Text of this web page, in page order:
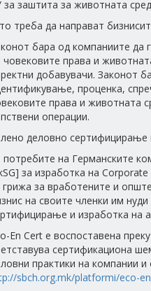
за заштита за животната
треба да направат
бара од компаниите да
човековите права и
добавувачи. Законот
проценка,
права и животната
операции.
деловно сертифицирање
потребите на Германските
за изработка на
грижа за вработените и
на своите членки им
и изработка на
En Cert e воспоставена
сертификационa
практики на компании и
sbch.org.mk/platformi/eco-